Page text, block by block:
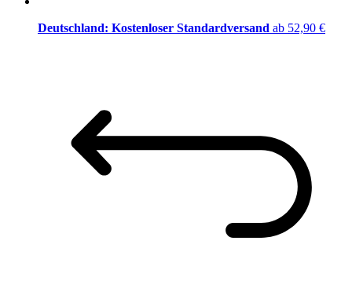
Deutschland: Kostenloser Standardversand ab 52,90 €